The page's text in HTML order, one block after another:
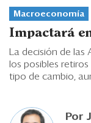
Economía y
Legal y
Eventos
Blogs
Macroeconomía
Impactará
La decisión de
los posibles
tipo de cambio,
Por